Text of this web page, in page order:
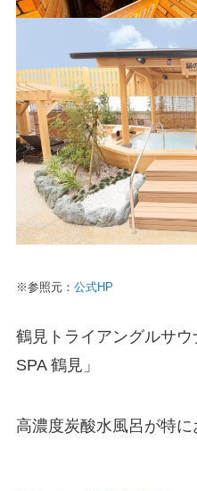
※参照元： 公式HP
鶴見トライアングルサ
SPA 鶴見」
高濃度炭酸水風呂が特に